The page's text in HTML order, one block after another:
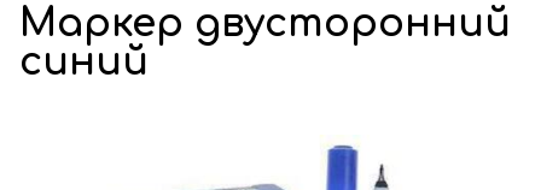
Маркер двусторонний
синий